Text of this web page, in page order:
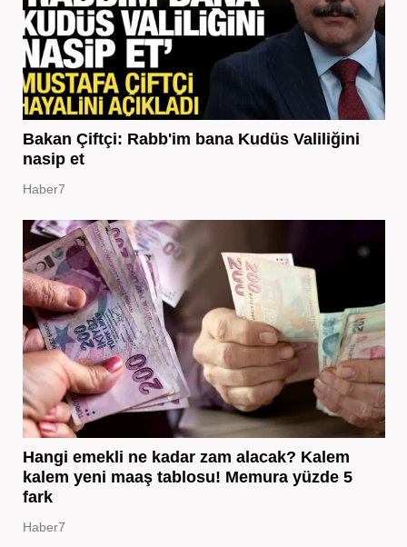
Bakan Çiftçi: Rabb'im bana Kudüs Valiliğini
nasip et
Haber7
Hangi emekli ne kadar zam alacak? Kalem
kalem yeni maaş tablosu! Memura yüzde 5
fark
Haber7